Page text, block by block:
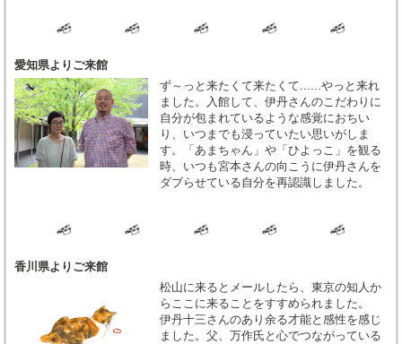
愛知県よりご来館
ず～っと来たくて来たくて......やっと来れ
ました。入館して、伊丹さんのこだわりに
自分が包まれているような感覚におちい
り、いつまでも浸っていたい思いがしま
す。「あまちゃん」や「ひよっこ」を観る
時、いつも宮本さんの向こうに伊丹さんを
ダブらせている自分を再認識しました。
香川県よりご来館
松山に来るとメールしたら、東京の知人か
らここに来ることをすすめられました。
伊丹十三さんのあり余る才能と感性を感じ
ました。父、万作氏と心でつながっている